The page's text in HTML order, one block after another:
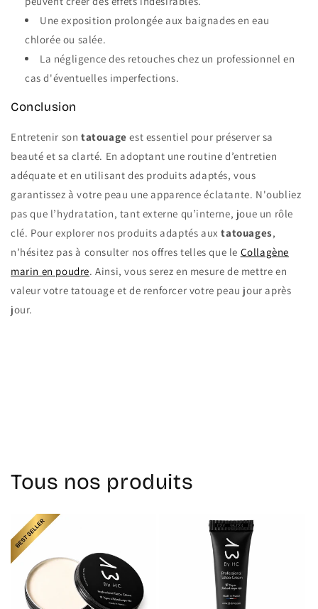
Une exposition prolongée aux baignades en eau
chlorée ou salée.
La négligence des retouches chez un professionnel en
cas d'éventuelles imperfections.
Conclusion
Entretenir son tatouage est essentiel pour préserver sa
beauté et sa clarté. En adoptant une routine d’entretien
adéquate et en utilisant des produits adaptés, vous
garantissez à votre peau une apparence éclatante. N'oubliez
pas que l’hydratation, tant externe qu’interne, joue un rôle
clé. Pour explorer nos produits adaptés auxtatouages,
n’hésitez pas à consulter nos offres telles que le Collagène
marin en poudre. Ainsi, vous serez en mesure de mettre en
valeur votre tatouage et de renforcer votre peau jour après
jour.
Tous nos produits